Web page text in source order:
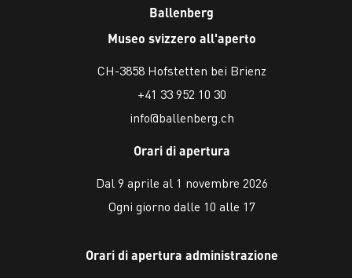
Ballenberg
Museo svizzero all'aperto
CH-3858 Hofstetten bei Brienz
+41 33 952 10 30
info@ballenberg.ch
Orari di apertura
Dal 9 aprile al 1 novembre 2026
Ogni giorno dalle 10 alle 17
Orari di apertura administrazione